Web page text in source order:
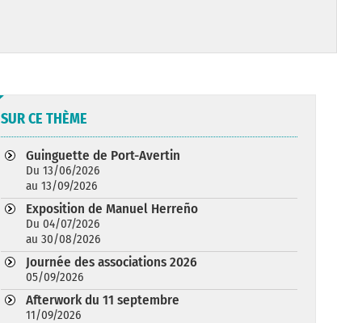
SUR CE THÈME
Guinguette de Port-Avertin
Du 13/06/2026
au 13/09/2026
Exposition de Manuel Herreño
Du 04/07/2026
au 30/08/2026
Journée des associations 2026
05/09/2026
Afterwork du 11 septembre
11/09/2026